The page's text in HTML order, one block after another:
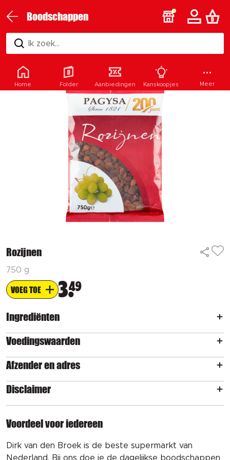
Boodschappen
Ik zoek...
Rozijnen
750 g
VOEG TOE 349
Ingrediënten
Voedingswaarden
Afzender en adres
Disclaimer
Voordeel voor iedereen
Dirk van den Broek is de beste supermarkt van
Nederland. Bij ons doe je de dagelijkse boodschappen
Home Folder Aanbiedingen Kanskoopjes Meer